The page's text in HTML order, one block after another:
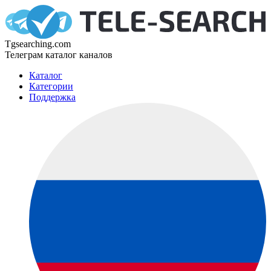
Tgsearching.com
Телеграм каталог каналов
Каталог
Категории
Поддержка